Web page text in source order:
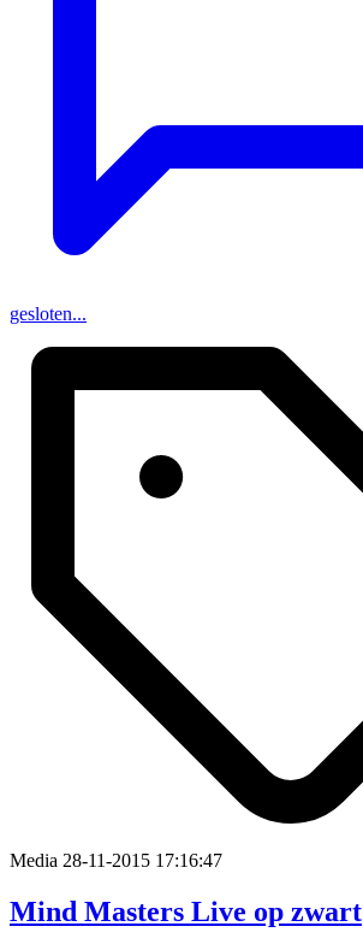
gesloten...
Media 28-11-2015 17:16:47
Mind Masters Live op zwart